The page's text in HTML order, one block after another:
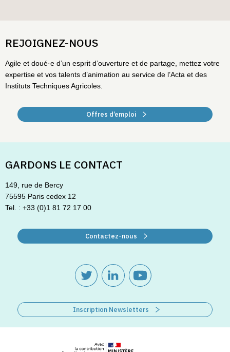
REJOIGNEZ-NOUS
Agile et doué·e d’un esprit d’ouverture et de partage, mettez votre
expertise et vos talents d’animation au service de l’Acta et des
Instituts Techniques Agricoles.
Offres d’emploi
GARDONS LE CONTACT
149, rue de Bercy
75595 Paris cedex 12
Tel. : +33 (0)1 81 72 17 00
Contactez-nous
Inscription Newsletters